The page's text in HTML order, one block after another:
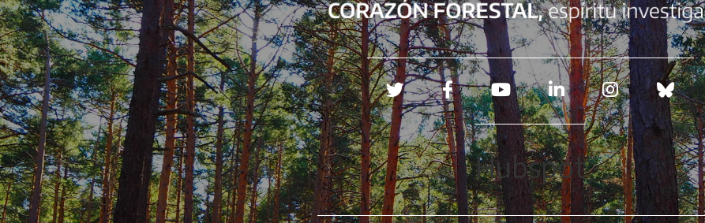
Redes sociales
Hubspot